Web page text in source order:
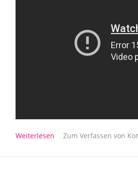
Weiterlesen über Eiersuche -
Zum Verfassen von